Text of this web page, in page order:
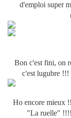
d'emploi super
Bon c'est fini, on
c'est lugubre !!!
Ho encore mieux
"La ruelle"